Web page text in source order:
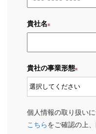
貴社名
貴社の事業形態
個人情報の取り扱い
こちらをご確認の上